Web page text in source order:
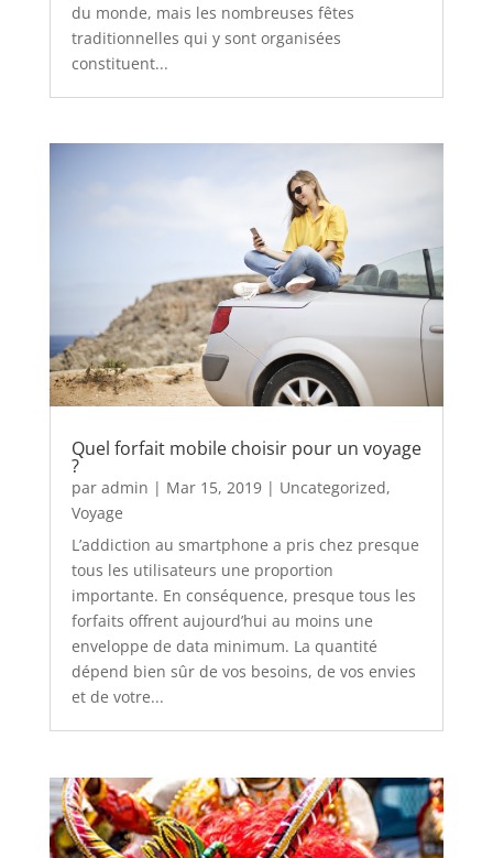
du monde, mais les nombreuses fêtes
traditionnelles qui y sont organisées
constituent...
Quel forfait mobile choisir pour un voyage
?
par admin | Mar 15, 2019| Uncategorized,
Voyage
L’addiction au smartphone a pris chez presque
tous les utilisateurs une proportion
importante. En conséquence, presque tous les
forfaits offrent aujourd’hui au moins une
enveloppe de data minimum. La quantité
dépend bien sûr de vos besoins, de vos envies
et de votre...